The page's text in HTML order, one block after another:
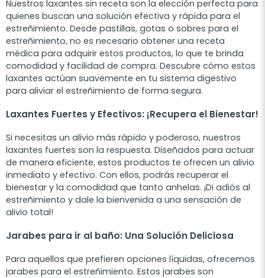
Nuestros laxantes sin receta son la elección perfecta para
quienes buscan una solución efectiva y rápida para el
estreñimiento. Desde pastillas, gotas o sobres para el
estreñimiento, no es necesario obtener una receta
médica para adquirir estos productos, lo que te brinda
comodidad y facilidad de compra. Descubre cómo estos
laxantes actúan suavemente en tu sistema digestivo
para aliviar el estreñimiento de forma segura.
Laxantes Fuertes y Efectivos: ¡Recupera el Bienestar!
Si necesitas un alivio más rápido y poderoso, nuestros
laxantes fuertes son la respuesta. Diseñados para actuar
de manera eficiente, estos productos te ofrecen un alivio
inmediato y efectivo. Con ellos, podrás recuperar el
bienestar y la comodidad que tanto anhelas. ¡Di adiós al
estreñimiento y dale la bienvenida a una sensación de
alivio total!
Jarabes para ir al baño: Una Solución Deliciosa
Para aquellos que prefieren opciones líquidas, ofrecemos
jarabes para el estreñimiento. Estos jarabes son